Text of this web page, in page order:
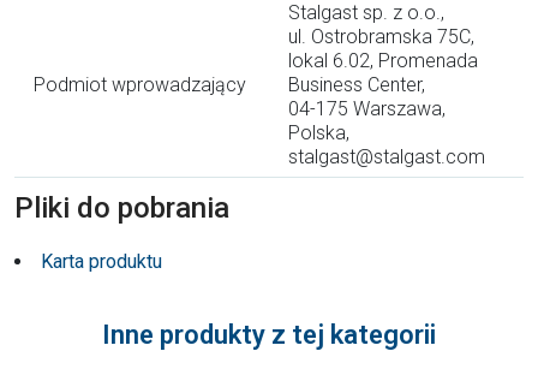
Podmiot wprowadzający
Stalgast sp. z o.o.,
ul. Ostrobramska 75C,
lokal 6.02, Promenada
Business Center,
04-175 Warszawa,
Polska,
stalgast@stalgast.com
Pliki do pobrania
Karta produktu
Inne produkty z tej kategorii